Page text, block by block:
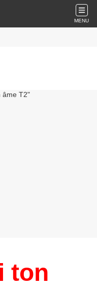
MENU
ton